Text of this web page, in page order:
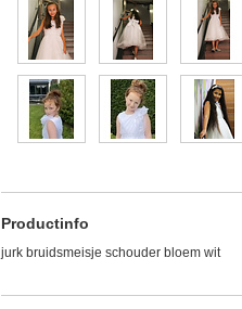
Productinfo
jurk bruidsmeisje schouder bloem wit